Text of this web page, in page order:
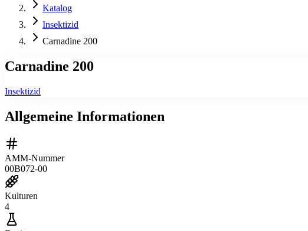
Katalog
Insektizid
Carnadine 200
Carnadine 200
Insektizid
Allgemeine Informationen
AMM-Nummer
00B072-00
Kulturen
4